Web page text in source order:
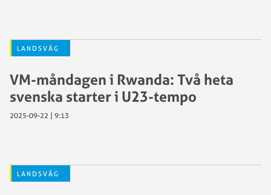
LANDSVÄG
VM-måndagen i Rwanda: Två heta
svenska starter i U23-tempo
2025-09-22 | 9:13
LANDSVÄG